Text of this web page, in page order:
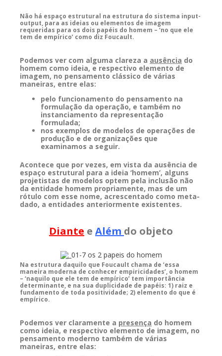
Não há espaço estrutural na estrutura do sistema input-
output, para as ideias ou elementos de imagem
requeridas para os dois papéis do homem – ‘no que ele
tem de empírico’ como diz Foucault.
Podemos ver com alguma clareza a ausência do
homem como ideia, e respectivo elemento de
imagem, no pensamento clássico de várias
maneiras, entre elas:
pelo funcionamento do pensamento na
formulação da operação, e também no
instanciamento da representação
formulada;
nos exemplos de modelos de operações de
produção e de organizações que
examinamos a seguir.
Acontece que por vezes, em vista da ausência de
espaço estrutural para a ideia ‘homem’, alguns
projetistas de modelos optem pela inclusão não
da entidade homem propriamente, mas de um
rótulo com esse nome, acrescentado como meta-
dado, a entidades anteriormente existentes.
Diante e Além do objeto
Na estrutura daquilo que Foucault chama de ‘essa
maneira moderna de conhecer empiricidades’, o homem
– ‘naquilo que ele tem de empírico’ tem importância
determinante, e na sua duplicidade de papéis: 1) raiz e
fundamento de toda positividade; 2) elemento do que é
empírico.
Podemos ver claramente a presença do homem
como ideia, e respectivo elemento de imagem, no
pensamento moderno também de várias
maneiras, entre elas: